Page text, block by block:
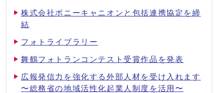
株式会社ポニーキャニオンと包括連携協定を締
結
フォトライブラリー
舞鶴フォトランコンテスト受賞作品を発表
広報発信力を強化する外部人材を受け入れます
〜総務省の地域活性化起業人制度を活用〜